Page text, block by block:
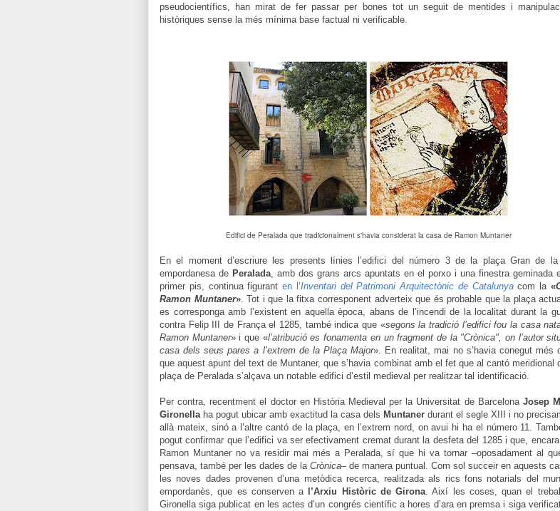
pseudocientífics, han mirat de fer passar per bones tot un seguit de mentides i
històriques sense la més mínima base factual ni verificable.
Edifici de Peralada que tradicionalment s'havia considerat la casa de Ramon Muntaner
En el moment d’escriure les presents línies l’edifici del número 3 de la plaça Gran de
empordanesa de Peralada, amb dos grans arcs apuntats en el porxo i una finestra geminada
primer pis, continua figuranten l’Inventari del Patrimoni Arquitectònic de Catalunyacom la«
Ramon Muntaner». Tot i que la fitxa corresponent adverteix que és probable que la plaça
es corresponga amb l’existent en aquella època, abans de l’incendi de la localitat durant la
contra Felip III de França el 1285, també indica que «segons la tradició l’edifici fou la casa
Ramon Muntaner» i que «l’atribució es fonamenta en un fragment de la "Crònica", on l’autor
casa dels seus pares a l’extrem de la Plaça Major». En realitat, mai no s’havia conegut més
que aquest apunt del text de Muntaner, que s’havia combinat amb el fet que al cantó meridional
plaça de Peralada s’alçava un notable edifici d’estil medieval per realitzar tal identificació.
Per contra, recentment el doctor en Història Medieval per la Universitat de Barcelona Josep
Gironellaha pogut ubicar amb exactitud la casa dels Muntaner durant el segle XIII i no
allà mateix, sinó a l’altre cantó de la plaça, en l’extrem nord, on avui hi ha el número 11.
pogut confirmar que l’edifici va ser efectivament cremat durant la desfeta del 1285 i que,
Ramon Muntaner no va residir mai més a Peralada, sí que hi va tornar –oposadament al
pensava, també per les dades de la Crònica– de manera puntual. Com sol succeir en aquests
les noves dades provenen d’una metòdica recerca, realitzada als rics fons notarials del
empordanès, que es conserven a
l’Arxiu Històric de Girona. Així les coses, quan el
Gironella siga publicat en les actes d’un congrés científic a hores d’ara en premsa i siga